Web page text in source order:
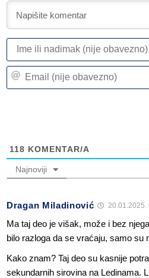
118 KOMENTAR/A
Najnoviji
Dragan Miladinović 20.01.2025.
Ma taj deo je višak, može i bez
bilo razloga da se vraćaju, samo su
Kako znam? Taj deo su kasnije
sekundarnih sirovina na Ledinama.